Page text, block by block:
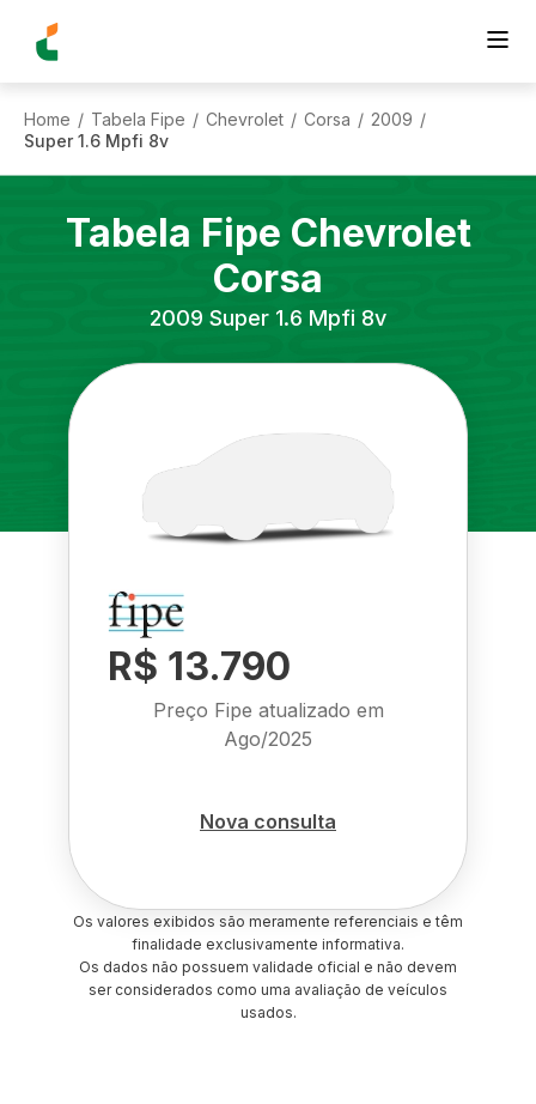
Home / Tabela Fipe / Chevrolet / Corsa / 2009 /
Super 1.6 Mpfi 8v
Tabela Fipe Chevrolet
Corsa
2009 Super 1.6 Mpfi 8v
R$ 13.790
Preço Fipe atualizado em
Ago/2025
Nova consulta
Os valores exibidos são meramente referenciais e têm
finalidade exclusivamente informativa.
Os dados não possuem validade oficial e não devem
ser considerados como uma avaliação de veículos
usados.